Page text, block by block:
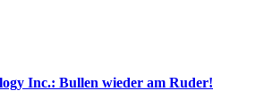
Inc.: Bullen wieder am Ruder!